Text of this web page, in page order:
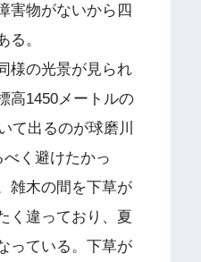
害物がないから四
。
様の光景が見られ
高1450メートルの
て出るのが球磨川
く避けたかっ
雑木の間を下草が
く違っており、夏
っている。下草が